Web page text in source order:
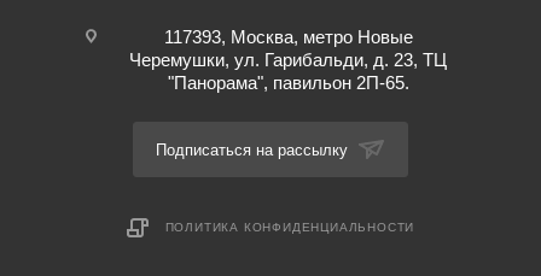
117393, Москва, метро Новые
Черемушки, ул. Гарибальди, д. 23, ТЦ
"Панорама", павильон 2П-65.
Подписаться на рассылку
ПОЛИТИКА КОНФИДЕНЦИАЛЬНОСТИ